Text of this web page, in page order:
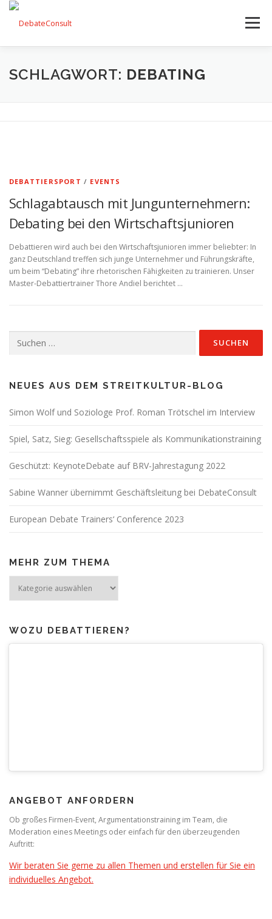
Zum
springen
Menü
UNSER ANGEBOT STREITKULTUR-BLOG
SCHLAGWORT: DEBATING
DEBATTIERSPORT / EVENTS
Schlagabtausch mit Jungunternehmern:
Debating bei den Wirtschaftsjunioren
Debattieren wird auch bei den Wirtschaftsjunioren immer beliebter: In
ganz Deutschland treffen sich junge Unternehmer und Führungskräfte,
um beim “Debating” ihre rhetorischen Fähigkeiten zu trainieren. Unser
Master-Debattiertrainer Thore Andiel berichtet …
nach:
NEUES AUS DEM STREITKULTUR-BLOG
Simon Wolf und Soziologe Prof. Roman Trötschel im Interview
Spiel, Satz, Sieg: Gesellschaftsspiele als Kommunikationstraining
Geschützt: KeynoteDebate auf BRV-Jahrestagung 2022
Sabine Wanner übernimmt Geschäftsleitung bei DebateConsult
European Debate Trainers‘ Conference 2023
MEHR ZUM THEMA
zum
WOZU DEBATTIEREN?
ANGEBOT ANFORDERN
Ob großes Firmen-Event, Argumentationstraining im Team, die
Moderation eines Meetings oder einfach für den überzeugenden
Auftritt:
Wir beraten Sie gerne zu allen Themen und erstellen für Sie ein
individuelles Angebot.